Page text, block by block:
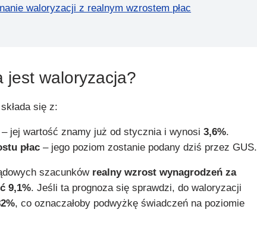
waloryzacji z realnym wzrostem płac
jest waloryzacja?
się z:
– jej wartość znamy już od stycznia i wynosi3,6%.
płac – jego poziom zostanie podany dziś przez GUS.
szacunków realny wzrost wynagrodzeń za
9,1%. Jeśli ta prognoza się sprawdzi, do waloryzacji
, co oznaczałoby podwyżkę świadczeń na poziomie